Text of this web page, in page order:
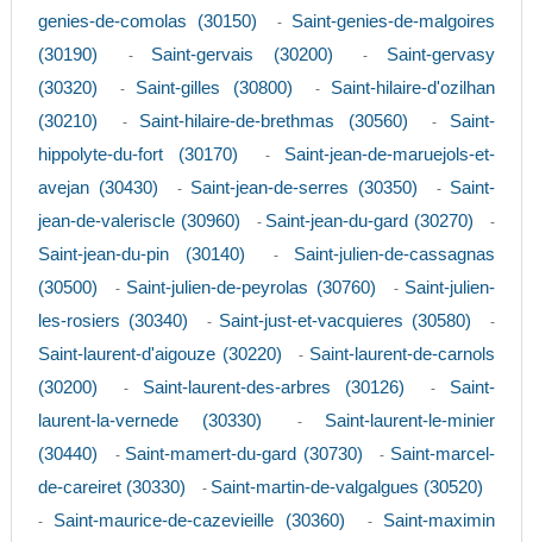
genies-de-comolas (30150)
- Saint-genies-de-malgoires
(30190)
- Saint-gervais (30200) - Saint-gervasy
(30320)
- Saint-gilles (30800) - Saint-hilaire-d'ozilhan
(30210)
- Saint-hilaire-de-brethmas (30560) - Saint-
hippolyte-du-fort (30170)
- Saint-jean-de-maruejols-et-
avejan (30430)
- Saint-jean-de-serres (30350) - Saint-
jean-de-valeriscle (30960)
- Saint-jean-du-gard (30270) -
Saint-jean-du-pin (30140) - Saint-julien-de-cassagnas
(30500)
- Saint-julien-de-peyrolas (30760) - Saint-julien-
les-rosiers (30340)
- Saint-just-et-vacquieres (30580) -
Saint-laurent-d'aigouze (30220) - Saint-laurent-de-carnols
(30200)
- Saint-laurent-des-arbres (30126) - Saint-
laurent-la-vernede (30330)
- Saint-laurent-le-minier
(30440)
- Saint-mamert-du-gard (30730) - Saint-marcel-
de-careiret (30330)
- Saint-martin-de-valgalgues (30520)
- Saint-maurice-de-cazevieille (30360) - Saint-maximin